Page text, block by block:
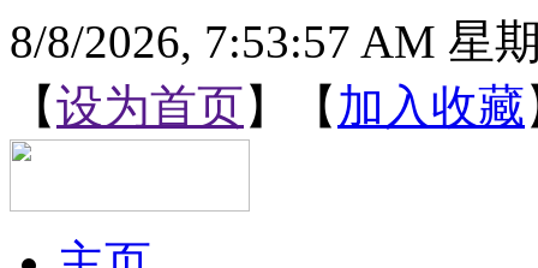
8/8/2026, 7:53:57 AM 星
【设为首页】【 加入收藏